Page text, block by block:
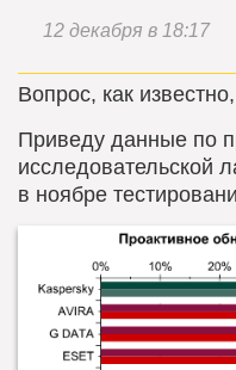
12 декабря в 18:17
Вопрос, как
Приведу данные по
исследовательской
в ноябре